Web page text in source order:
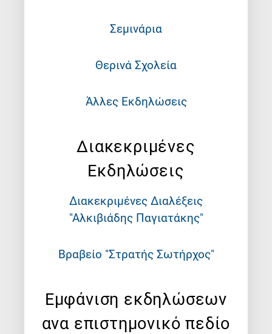
Σεμινάρια
Θερινά Σχολεία
Άλλες Εκδηλώσεις
Διακεκριμένες
Εκδηλώσεις
Διακεκριμένες Διαλέξεις
"Αλκιβιάδης Παγιατάκης"
Βραβείο "Στρατής Σωτήρχος"
Εμφάνιση εκδηλώσεων
ανα επιστημονικό πεδίο